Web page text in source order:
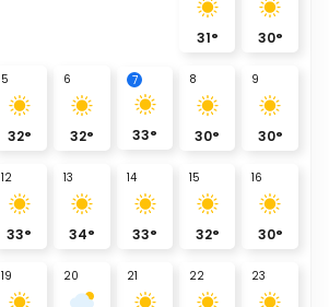
31° 30°
5
32°
6
32°
7
33°
8
30°
9
30°
12
33°
13
34°
14
33°
15
32°
16
30°
19 20 21 22 23